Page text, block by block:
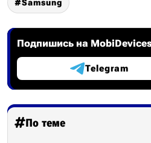
Samsung
Подпишись на
Telegram
По теме